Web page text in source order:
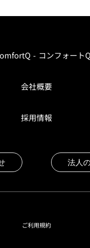
- コンフォート
会社概要
採用情報
法人
ご利用規約